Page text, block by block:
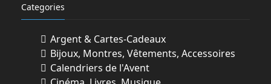
Categories
Argent & Cartes-Cadeaux
Bijoux, Montres, Vêtements, Accessoires
Calendriers de l'Avent